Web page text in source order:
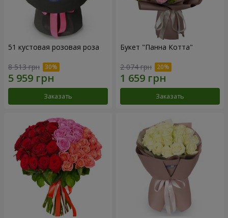
51 кустовая розовая роза
8 513 грн
Заказать
Букет "Панна Котта"
2 074 грн
Заказать